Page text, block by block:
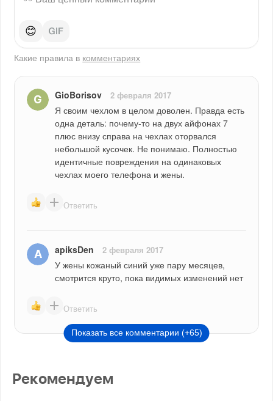
😊
Какие правила в комментариях
GioBorisov 2 февраля 2017
Я своим чехлом в целом доволен. Правда есть
одна деталь: почему-то на двух айфонах 7
плюс внизу справа на чехлах оторвался
небольшой кусочек. Не понимаю. Полностью
идентичные повреждения на одинаковых
чехлах моего телефона и жены.
Ответить
apiksDen 2 февраля 2017
У жены кожаный синий уже пару месяцев,
смотрится круто, пока видимых изменений нет
Ответить
Показать все комментарии (+65)
Рекомендуем